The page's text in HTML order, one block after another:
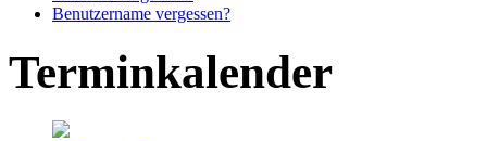
Benutzername vergessen?
Terminkalender